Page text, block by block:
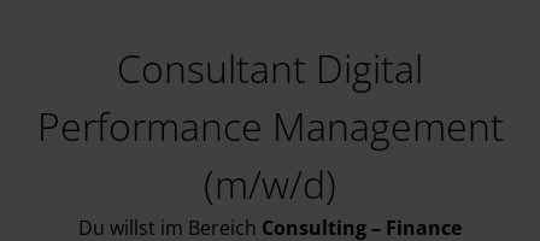
Consultant Digital
Performance Management
(m/w/d)
Du willst im Bereich Consulting – Finance